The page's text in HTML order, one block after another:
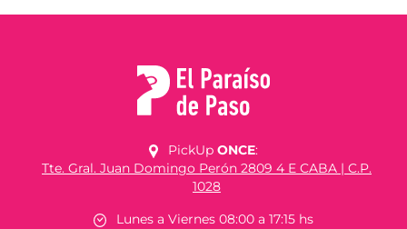
PickUp ONCE:
Tte. Gral. Juan Domingo Perón 2809 4 E CABA | C.P.
1028
Lunes a Viernes 08:00 a 17:15 hs